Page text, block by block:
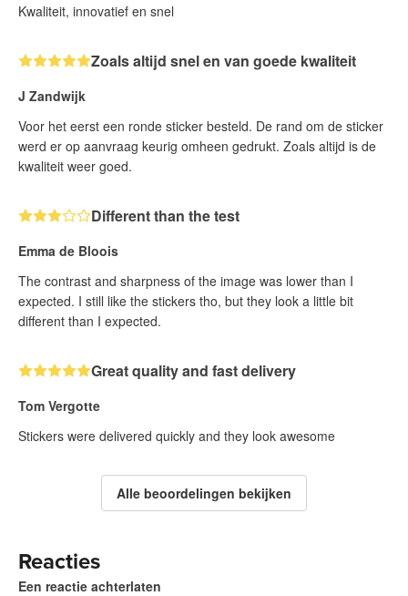
Kwaliteit, innovatief en snel
Zoals altijd snel en van goede kwaliteit
J Zandwijk
Voor het eerst een ronde sticker besteld. De rand om de sticker
werd er op aanvraag keurig omheen gedrukt. Zoals altijd is de
kwaliteit weer goed.
Different than the test
Emma de Bloois
The contrast and sharpness of the image was lower than I
expected. I still like the stickers tho, but they look a little bit
different than I expected.
Great quality and fast delivery
Tom Vergotte
Stickers were delivered quickly and they look awesome
Alle beoordelingen bekijken
Reacties
Een reactie achterlaten